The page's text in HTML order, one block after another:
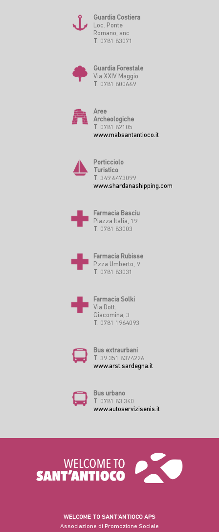
Guardia Costiera
Loc. Ponte
Romano, snc
T. 0781 83071
Guardia Forestale
Via XXIV Maggio
T. 0781 800669
Aree
Archeologiche
T. 0781 82105
www.mabsantantioco.it
Porticciolo
Turistico
T. 349 6473099
www.shardanashipping.com
Farmacia Basciu
Piazza Italia, 19
T. 0781 83003
Farmacia Rubisse
P.zza Umberto, 9
T. 0781 83031
Farmacia Solki
Via Dott.
Giacomina, 3
T. 0781 1964093
Bus extraurbani
T. 39 351 8374226
www.arst.sardegna.it
Bus urbano
T. 0781 83 340
www.autoservizisenis.it
WELCOME TO SANT’ANTIOCO APS
Associazione di Promozione Sociale